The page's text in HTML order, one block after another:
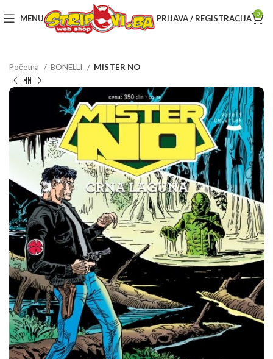
MENU PRIJAVA / REGISTRACIJA 0
Početna BONELLI MISTER NO